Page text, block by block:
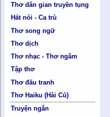
Thơ dân gian truyền tụng
Hát nói - Ca trù
Thơ song ngữ
Thơ dịch
Thơ nhạc - Thơ ngâm
Tập thơ
Thơ đấu tranh
Thơ Haiku (Hài Cú)
Truyện ngắn